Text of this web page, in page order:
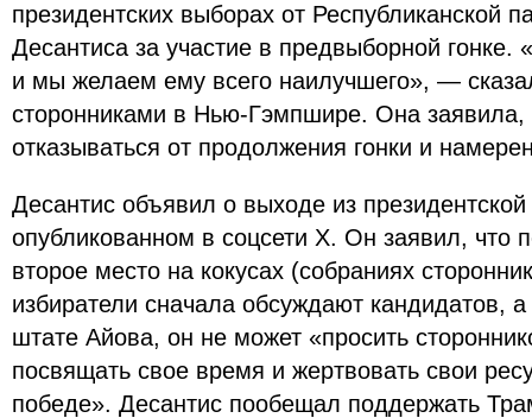
президентских выборах от Республиканской
Десантиса за участие в предвыборной гонке.
и мы желаем ему всего наилучшего», —
сторонниками в Нью-Гэмпшире. Она заявила,
отказываться от продолжения гонки и
Десантис объявил о выходе из
опубликованном в соцсети X. Он заявил, что
второе место на кокусах (собраниях
избиратели сначала обсуждают кандидатов,
штате Айова, он не может «просить
посвящать свое время и жертвовать свои
победе». Десантис пообещал поддержать